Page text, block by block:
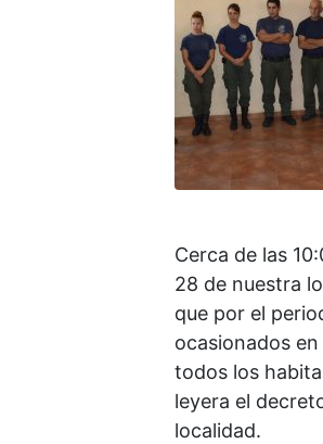
Cerca de las
28 de nuestra
que por el
ocasionados
todos los
leyera el
localidad.